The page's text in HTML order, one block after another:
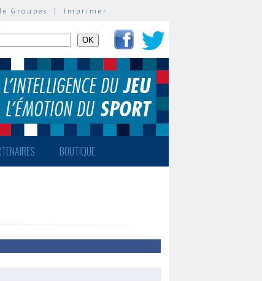
Groupes | Imprimer
BOUTIQUE